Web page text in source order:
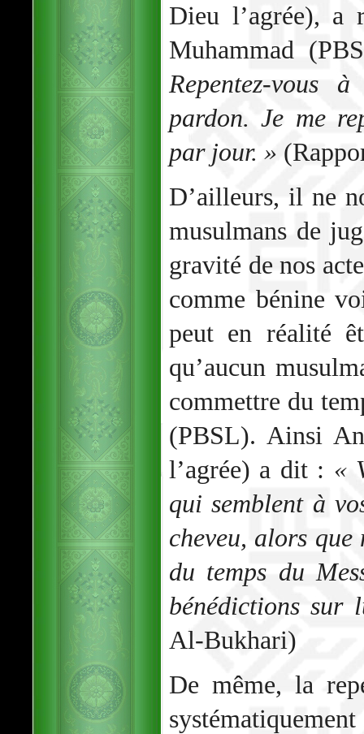
Dieu l’agrée), a
Muhammad
Repentez-vous
pardon. Je me
par jour. »
D’ailleurs, il ne
musulmans de
gravité de nos
comme bénine
peut en réalité
qu’aucun
commettre du
(PBSL). Ainsi
l’agrée) a dit : «
qui semblent à
cheveu, alors
du temps du
bénédictions sur
Al-Bukhari)
De même, la